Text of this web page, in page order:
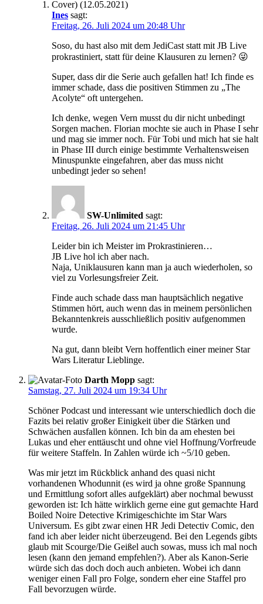
Ines sagt:
Freitag, 26. Juli 2024 um 20:48 Uhr
Soso, du hast also mit dem JediCast statt mit JB Live
prokrastiniert, statt für deine Klausuren zu lernen? 😜
Super, dass dir die Serie auch gefallen hat! Ich finde es
immer schade, dass die positiven Stimmen zu „The
Acolyte“ oft untergehen.
Ich denke, wegen Vern musst du dir nicht unbedingt
Sorgen machen. Florian mochte sie auch in Phase I sehr
und mag sie immer noch. Für Tobi und mich hat sie halt
in Phase III durch einige bestimmte Verhaltensweisen
Minuspunkte eingefahren, aber das muss nicht
unbedingt jeder so sehen!
SW-Unlimited sagt:
Freitag, 26. Juli 2024 um 21:45 Uhr
Leider bin ich Meister im Prokrastinieren…
JB Live hol ich aber nach.
Naja, Uniklausuren kann man ja auch wiederholen, so
viel zu Vorlesungsfreier Zeit.
Finde auch schade dass man hauptsächlich negative
Stimmen hört, auch wenn das in meinem persönlichen
Bekanntenkreis ausschließlich positiv aufgenommen
wurde.
Na gut, dann bleibt Vern hoffentlich einer meiner Star
Wars Literatur Lieblinge.
Darth Mopp sagt:
Samstag, 27. Juli 2024 um 19:34 Uhr
Schöner Podcast und interessant wie unterschiedlich doch die
Fazits bei relativ großer Einigkeit über die Stärken und
Schwächen ausfallen können. Ich bin da am ehesten bei
Lukas und eher enttäuscht und ohne viel Hoffnung/Vorfreude
für weitere Staffeln. In Zahlen würde ich ~5/10 geben.
Was mir jetzt im Rückblick anhand des quasi nicht
vorhandenen Whodunnit (es wird ja ohne große Spannung
und Ermittlung sofort alles aufgeklärt) aber nochmal bewusst
geworden ist: Ich hätte wirklich gerne eine gut gemachte Hard
Boiled Noire Detective Krimigeschichte im Star Wars
Universum. Es gibt zwar einen HR Jedi Detectiv Comic, den
fand ich aber leider nicht überzeugend. Bei den Legends gibts
glaub mit Scourge/Die Geißel auch sowas, muss ich mal noch
lesen (kann den jemand empfehlen?). Aber als Kanon-Serie
würde sich das doch doch auch anbieten. Wobei ich dann
weniger einen Fall pro Folge, sondern eher eine Staffel pro
Fall bevorzugen würde.